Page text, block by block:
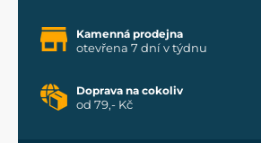
Kamenná prodejna
otevřena 7 dní v týdnu
Doprava na cokoliv
od 79,- Kč